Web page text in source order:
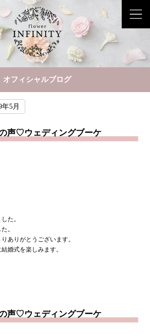
オフィシャルブログ
年5月
声♡ウェディングブーケ
た。
。
ありがとうございます。
婚式を楽しみます。
声♡ウェディングブーケ